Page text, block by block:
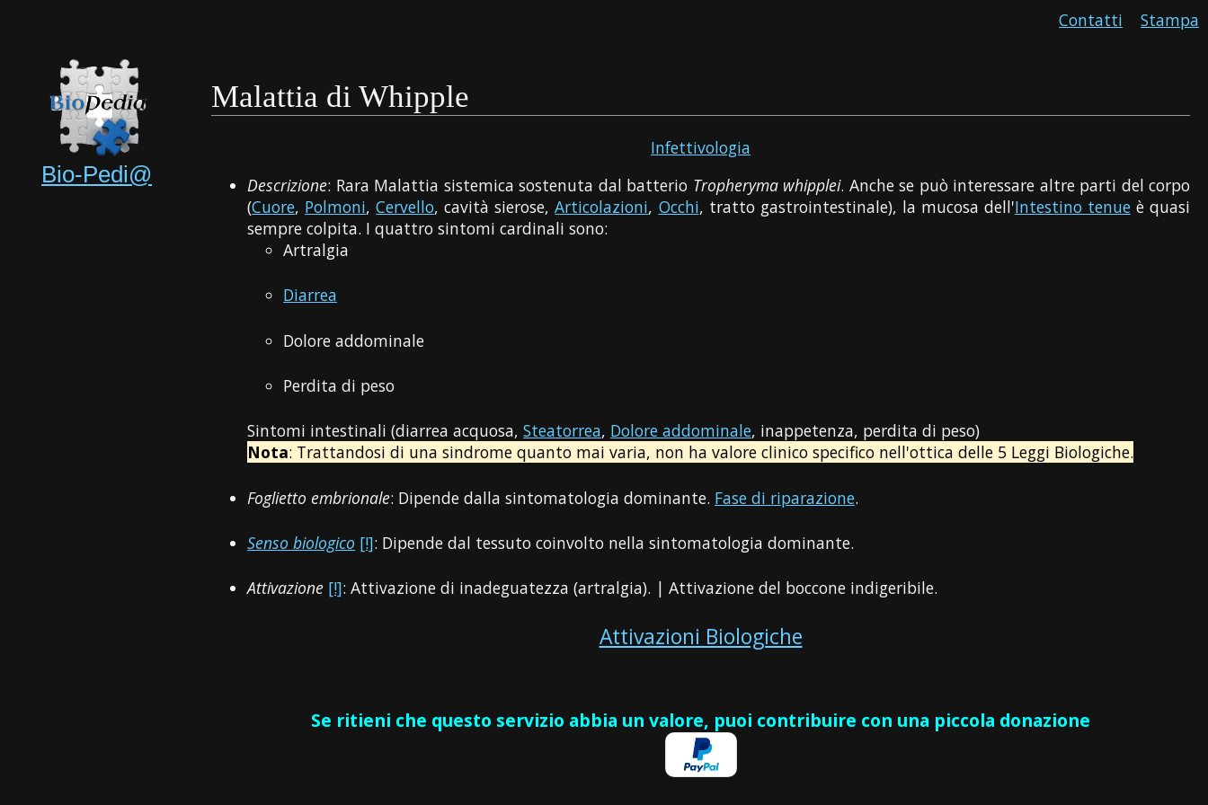
Stampa
Contatti
Bio-Pedi@
Malattia di Whipple
Infettivologia
Descrizione: Rara Malattia sistemica sostenuta dal batterio Tropheryma whipplei. Anche se può interessare altre parti del corpo
(Cuore, Polmoni,Cervello, cavità sierose,Articolazioni, Occhi, tratto gastrointestinale), la mucosa dell'Intestino tenueè quasi
sempre colpita. I quattro sintomi cardinali sono:
Artralgia
Diarrea
Dolore addominale
Perdita di peso
Sintomi intestinali (diarrea acquosa,Steatorrea, Dolore addominale, inappetenza, perdita di peso)
Nota: Trattandosi di una sindrome quanto mai varia, non ha valore clinico specifico nell'ottica delle 5 Leggi Biologiche.
Foglietto embrionale: Dipende dalla sintomatologia dominante. Fase di riparazione.
Senso biologico [!]: Dipende dal tessuto coinvolto nella sintomatologia dominante.
Attivazione [!]: Attivazione di inadeguatezza (artralgia). | Attivazione del boccone indigeribile.
Attivazioni Biologiche
Se ritieni che questo servizio abbia un valore, puoi contribuire con una piccola donazione